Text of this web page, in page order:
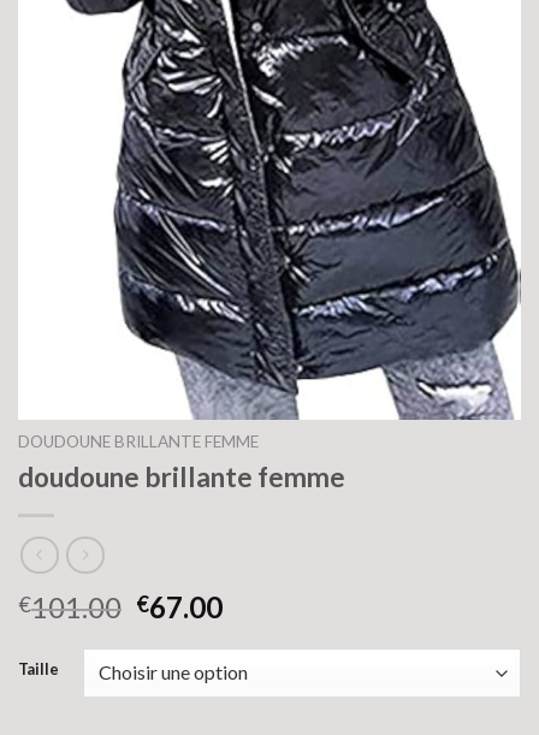
DOUDOUNE BRILLANTE FEMME
doudoune brillante femme
€101.00 €67.00
Taille